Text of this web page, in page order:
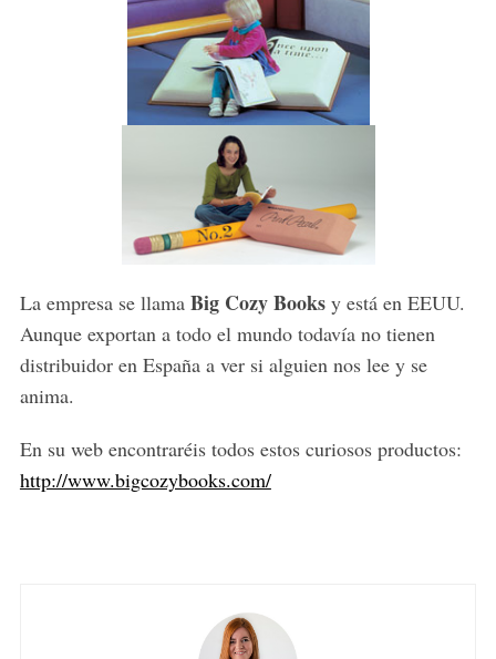
La empresa se llama Big Cozy Booksy está en EEUU.
Aunque exportan a todo el mundo todavía no tienen
distribuidor en España a ver si alguien nos lee y se
anima.
En su web encontraréis todos estos curiosos productos:
http://www.bigcozybooks.com/